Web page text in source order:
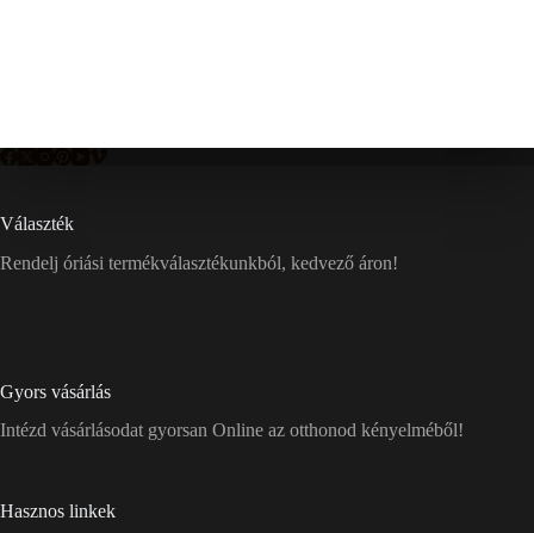
Választék
Rendelj óriási termékválasztékunkból, kedvező áron!
Gyors vásárlás
Intézd vásárlásodat gyorsan Online az otthonod kényelméből!
Hasznos linkek